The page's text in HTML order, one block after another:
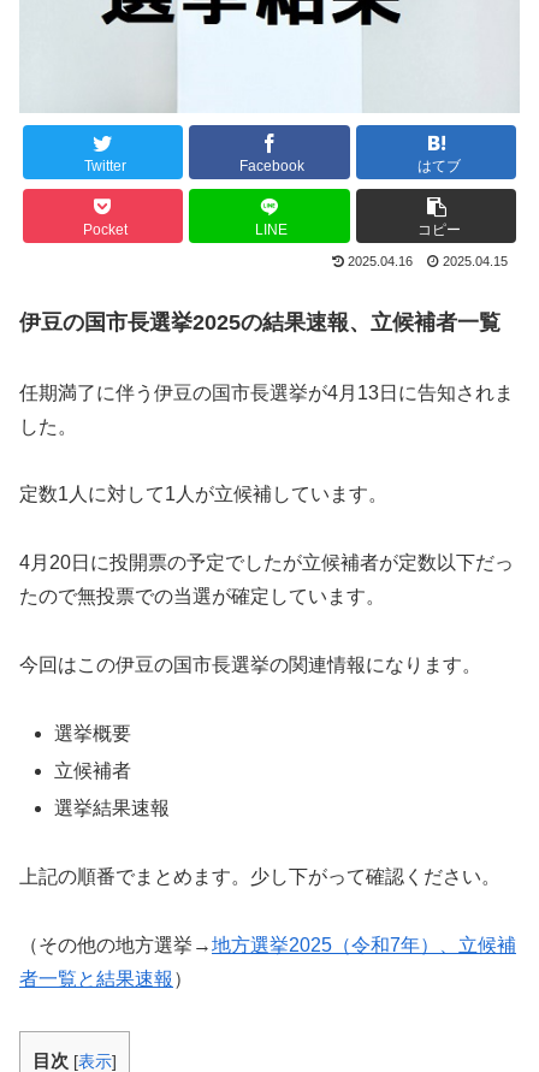
Twitter Facebook はてブ
Pocket LINE コピー
2025.04.16 2025.04.15
伊豆の国市長選挙2025の結果速報、立候補者一覧
任期満了に伴う伊豆の国市長選挙が4月13日に告知されま
した。
定数1人に対して1人が立候補しています。
4月20日に投開票の予定でしたが立候補者が定数以下だっ
たので無投票での当選が確定しています。
今回はこの伊豆の国市長選挙の関連情報になります。
選挙概要
立候補者
選挙結果速報
上記の順番でまとめます。少し下がって確認ください。
（その他の地方選挙→地方選挙2025（令和7年）、立候補
者一覧と結果速報 ）
目次 [表示]